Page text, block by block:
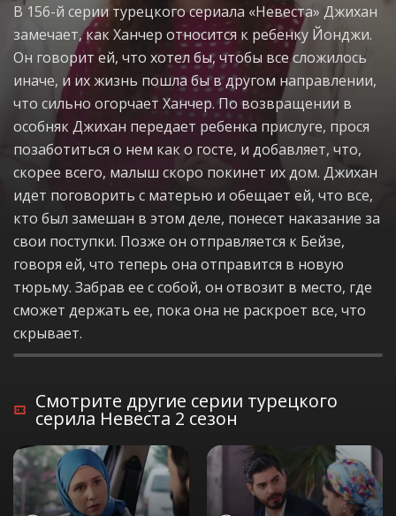
В 156-й серии турецкого сериала «Невеста» Джихан
замечает, как Ханчер относится к ребенку Йонджи.
Он говорит ей, что хотел бы, чтобы все сложилось
иначе, и их жизнь пошла бы в другом направлении,
что сильно огорчает Ханчер. По возвращении в
особняк Джихан передает ребенка прислуге, прося
позаботиться о нем как о госте, и добавляет, что,
скорее всего, малыш скоро покинет их дом. Джихан
идет поговорить с матерью и обещает ей, что все,
кто был замешан в этом деле, понесет наказание за
свои поступки. Позже он отправляется к Бейзе,
говоря ей, что теперь она отправится в новую
тюрьму. Забрав ее с собой, он отвозит в место, где
сможет держать ее, пока она не раскроет все, что
скрывает.
Смотрите другие серии турецкого
серила Невеста 2 сезон